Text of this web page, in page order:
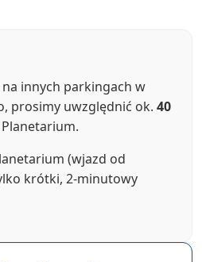
innych parkingach w
prosimy uwzględnić ok. 40
(wjazd od
krótki, 2-minutowy